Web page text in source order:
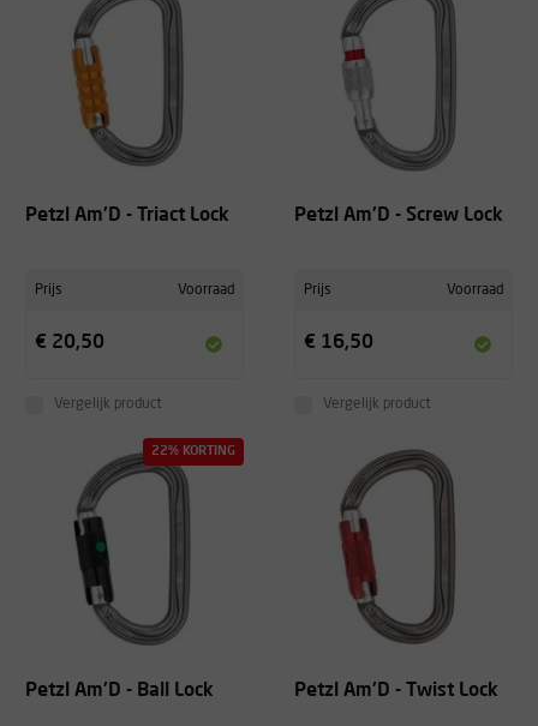
Petzl Am'D - Triact Lock
Prijs Voorraad
€ 20,50
Vergelijk product
Petzl Am'D - Screw Lock
Prijs Voorraad
€ 16,50
Vergelijk product
22% KORTING
Petzl Am'D - Ball Lock Petzl Am'D - Twist Lock